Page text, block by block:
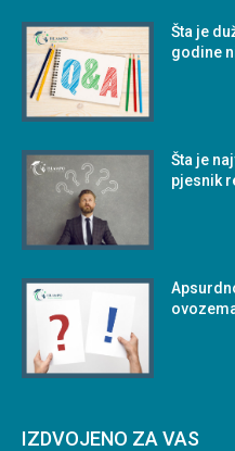
Šta je
godine
Šta je
pjesnik
IZDVOJENO ZA VAS